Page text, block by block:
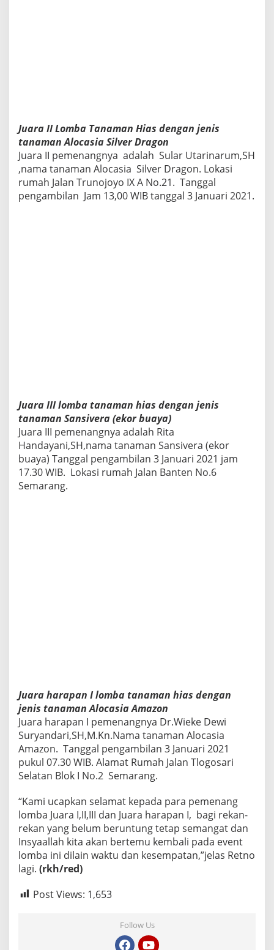
Juara II Lomba Tanaman Hias dengan jenis
tanaman Alocasia Silver Dragon
Juara II pemenangnya adalah Sular Utarinarum,SH
,nama tanaman Alocasia Silver Dragon. Lokasi
rumah Jalan Trunojoyo IX A No.21. Tanggal
pengambilan Jam 13,00 WIB tanggal 3 Januari 2021.
Juara III lomba tanaman hias dengan jenis
tanaman Sansivera (ekor buaya)
Juara III pemenangnya adalah Rita
Handayani,SH,nama tanaman Sansivera (ekor
buaya) Tanggal pengambilan 3 Januari 2021 jam
17.30 WIB. Lokasi rumah Jalan Banten No.6
Semarang.
Juara harapan I lomba tanaman hias dengan
jenis tanaman Alocasia Amazon
Juara harapan I pemenangnya Dr.Wieke Dewi
Suryandari,SH,M.Kn.Nama tanaman Alocasia
Amazon. Tanggal pengambilan 3 Januari 2021
pukul 07.30 WIB. Alamat Rumah Jalan Tlogosari
Selatan Blok I No.2 Semarang.
“Kami ucapkan selamat kepada para pemenang
lomba Juara I,II,III dan Juara harapan I, bagi rekan-
rekan yang belum beruntung tetap semangat dan
Insyaallah kita akan bertemu kembali pada event
lomba ini dilain waktu dan kesempatan,”jelas Retno
lagi. (rkh/red)
Post Views: 1,653
Follow Us